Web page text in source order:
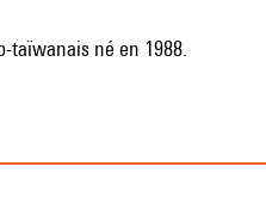
taïwanais né en 1988.